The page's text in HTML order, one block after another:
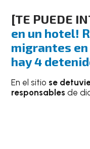
[TE PUEDE
en un hotel!
migrantes
hay 4
En el sitio se
responsables de